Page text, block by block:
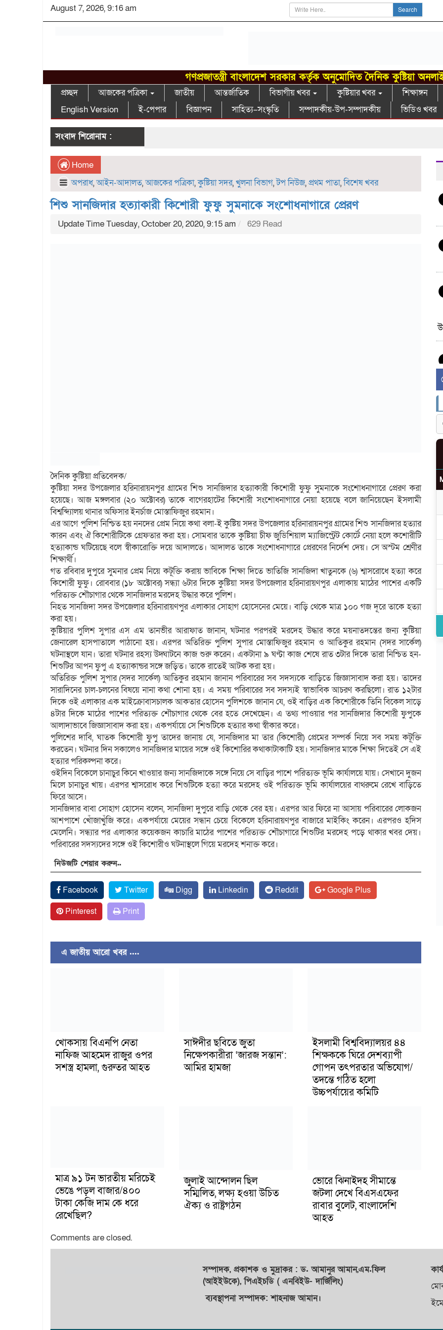
August 7, 2026, 9:16 am Search
গণপ্রজাতন্ত্রী বাংলাদেশ সরকার কর্তৃক অনুমোদিত দৈনিক কুষ্টিয়া
প্রচ্ছদ আজকের পত্রিকা জাতীয় আন্তর্জাতিক বিভাগীয় খবর কুষ্টিয়ার খবর শিক্ষাঙ্গন
English Version
ই-পেপার বিজ্ঞাপন সাহিত্য–সংস্কৃতি সম্পাদকীয়-উপ-সম্পাদকীয় ভিডিও খবর
সংবাদ শিরোনাম :
Home
অপরাধ,আইন-আদালত,আজকের পত্রিকা,কুষ্টিয়া সদর,খুলনা বিভাগ,টপ নিউজ,প্রথম পাতা,বিশেষ খবর
শিশু সানজিদার হত্যাকারী কিশোরী ফুফু সুমনাকে সংশোধনাগারে প্রেরণ
Update Time Tuesday, October 20, 2020, 9:15 am 629 Read
দৈনিক কুষ্টিয়া প্রতিবেদক/
কুষ্টিয়া সদর উপজেলার হরিনারায়নপুর গ্রামের শিশু সানজিদার হত্যাকারী কিশোরী ফুফু সুমনাকে সংশোধনাগারে প্রেরণ করা
হয়েছে। আজ মঙ্গলবার (২০ অক্টোবর) তাকে বাগেরহাটের কিশোরী সংশোধনাগারে নেয়া হয়েছে বলে জানিয়েছেন ইসলামী
বিশ্বব্দ্যিালয় থানার অফিসার ইনর্চাজ মোস্তাফিজুর রহমান।
এর আগে পুলিশ নিশ্চিত হয় ননদের প্রেম নিয়ে কথা বলা-ই কুষ্টিয় সদর উপজেলার হরিনারায়নপুর গ্রামের শিশু সানজিদার হত্যার
কারন এবং ঐ কিশোরীটিকে গ্রেফতার করা হয়। সোমবার তাকে কুষ্টিয়া চীফ জুডিশিয়াল ম্যাজিস্ট্রেট কোর্টে নেয়া হলে কশোরীটি
হত্যাকান্ড ঘটিয়েছে বলে স্বীকারোক্তি দয়ে আদালতে। আদালত তাকে সংশোধনাগারে প্রেরণের নির্দেশ দেয়। সে অস্টম শ্রেণীর
শিক্ষার্থী।
গত রবিবার দুপুরে সুমনার প্রেম নিয়ে কটূক্তি করায় ভাবিকে শিক্ষা দিতে ভাতিজি সানজিদা খাতুনকে (৬) শ্বাসরোধে হত্যা করে
কিশোরী ফুফু। রোববার (১৮ অক্টোবর) সন্ধ্যা ৬টার দিকে কুষ্টিয়া সদর উপজেলার হরিনারায়ণপুর এলাকায় মাঠের পাশের একটি
পরিত্যক্ত শৌচাগার থেকে সানজিদার মরদেহ উদ্ধার করে পুলিশ।
নিহত সানজিদা সদর উপজেলার হরিনারায়ণপুর এলাকার সোহাগ হোসেনের মেয়ে। বাড়ি থেকে মাত্র ১০০ গজ দূরে তাকে হত্যা
করা হয়।
কুষ্টিয়ার পুলিশ সুপার এস এম তানভীর আরাফাত জানান, ঘটনার পরপরই মরদেহ উদ্ধার করে ময়নাতদন্তের জন্য কুষ্টিয়া
জেনারেল হাসপাতালে পাঠানো হয়। এরপর অতিরিক্ত পুলিশ সুপার মোস্তাফিজুর রহমান ও আতিকুর রহমান (সদর সার্কেল)
ঘটনাস্থলে যান। তারা ঘটনার রহস্য উদ্ঘাটনে কাজ শুরু করেন। একটানা ৯ ঘণ্টা কাজ শেষে রাত ৩টার দিকে তারা নিশ্চিত হন-
শিশুটির আপন ফুপু এ হত্যাকান্ডর সঙ্গে জড়িত। তাকে রাতেই আটক করা হয়।
অতিরিক্ত পুলিশ সুপার (সদর সার্কেল) আতিকুর রহমান জানান পরিবারের সব সদস্যকে বাড়িতে জিজ্ঞাসাবাদ করা হয়। তাদের
সারাদিনের চাল-চলনের বিষয়ে নানা কথা শোনা হয়। এ সময় পরিবারের সব সদস্যই স্বাভাবিক আচরণ করছিলো। রাত ১২টার
দিকে ওই এলাকার এক মাইক্রোবাসচালক আকতার হোসেন পুলিশকে জানান যে, ওই বাড়ির এক কিশোরীকে তিনি বিকেল সাড়ে
৪টার দিকে মাঠের পাশের পরিত্যক্ত শৌচাগার থেকে বের হতে দেখেছেন। এ তথ্য পাওয়ার পর সানজিদার কিশোরী ফুপুকে
আলাদাভাবে জিজ্ঞাসাবাদ করা হয়। একপর্যায়ে সে শিশুটিকে হত্যার কথা স্বীকার করে।
পুলিশের দাবি, ঘাতক কিশোরী ফুপু তাদের জানায় যে, সানজিদার মা তার (কিশোরী) প্রেমের সম্পর্ক নিয়ে সব সময় কটূক্তি
করতেন। ঘটনার দিন সকালেও সানজিদার মায়ের সঙ্গে ওই কিশোরির কথাকাটাকাটি হয়। সানজিদার মাকে শিক্ষা দিতেই সে এই
হত্যার পরিকল্পনা করে।
ওইদিন বিকেলে চানাচুর কিনে খাওয়ার জন্য সানজিদাকে সঙ্গে নিয়ে সে বাড়ির পাশে পরিত্যক্ত ভূমি কার্যালয়ে যায়। সেখানে দুজন
মিলে চানাচুর খায়। এরপর শ্বাসরোধ করে শিশুটিকে হত্যা করে মরদেহ ওই পরিত্যক্ত ভূমি কার্যালয়ের বাথরুমে রেখে বাড়িতে
ফিরে আসে।
সানজিদার বাবা সোহাগ হোসেন বলেন, সানজিদা দুপুরে বাড়ি থেকে বের হয়। এরপর আর ফিরে না আসায় পরিবারের লোকজন
আশপাশে খোঁজাখুঁজি করে। একপর্যায়ে মেয়ের সন্ধান চেয়ে বিকেলে হরিনারায়ণপুর বাজারে মাইকিং করেন। এরপরও হদিস
মেলেনি। সন্ধ্যার পর এলাকার কয়েকজন কাচারি মাঠের পাশের পরিত্যক্ত শৌচাগারে শিশুটির মরদেহ পড়ে থাকার খবর দেয়।
পরিবারের সদস্যদের সঙ্গে ওই কিশোরীও ঘটনাস্থলে গিয়ে মরদেহ শনাক্ত করে।
নিউজটি শেয়ার করুন..
Facebook Twitter Digg Linkedin Reddit
Google Plus
Pinterest
Print
এ জাতীয় আরো খবর ....
খোকসায় বিএনপি নেতা
নাফিজ আহমেদ রাজুর ওপর
সশস্ত্র হামলা, গুরুতর আহত
সাঈদীর ছবিতে জুতা
নিক্ষেপকারীরা ‘জারজ সন্তান’:
আমির হামজা
ইসলামী বিশ্ববিদ্যালয়র ৪৪
শিক্ষককে ঘিরে দেশব্যাপী
গোপন তৎপরতার অভিযোগ/
তদন্তে গঠিত হলো
উচ্চপর্যায়ের কমিটি
মাত্র ৯১ টন ভারতীয় মরিচেই
ভেঙে পড়ল বাজার/৪০০
টাকা কেজি দাম কে ধরে
রেখেছিল?
জুলাই আন্দোলন ছিল
সম্মিলিত, লক্ষ্য হওয়া উচিত
ঐক্য ও রাষ্ট্রগঠন
ভোরে ঝিনাইদহ সীমান্তে
জটলা দেখে বিএসএফের
রাবার বুলেট, বাংলাদেশি
আহত
Comments are closed.
সম্পাদক, প্রকাশকওমুদ্রাকর: ড. আমানুর আমান,এম.ফিল
(আইইউকে), পিএইচডি ( এনবিইউ- দার্জিলিং)
ব্যবস্থাপনা সম্পাদক: শাহনাজ আমান।